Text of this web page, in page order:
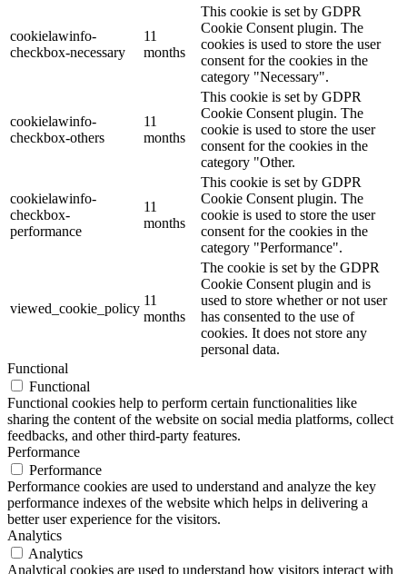
cookielawinfo-
checkbox-necessary
11
months
This cookie is set by GDPR
Cookie Consent plugin. The
cookies is used to store the user
consent for the cookies in the
category "Necessary".
cookielawinfo-
checkbox-others
11
months
This cookie is set by GDPR
Cookie Consent plugin. The
cookie is used to store the user
consent for the cookies in the
category "Other.
cookielawinfo-
checkbox-
performance
11
months
This cookie is set by GDPR
Cookie Consent plugin. The
cookie is used to store the user
consent for the cookies in the
category "Performance".
viewed_cookie_policy
11
months
The cookie is set by the GDPR
Cookie Consent plugin and is
used to store whether or not user
has consented to the use of
cookies. It does not store any
personal data.
Functional
Functional
Functional cookies help to perform certain functionalities like
sharing the content of the website on social media platforms, collect
feedbacks, and other third-party features.
Performance
Performance
Performance cookies are used to understand and analyze the key
performance indexes of the website which helps in delivering a
better user experience for the visitors.
Analytics
Analytics
Analytical cookies are used to understand how visitors interact with